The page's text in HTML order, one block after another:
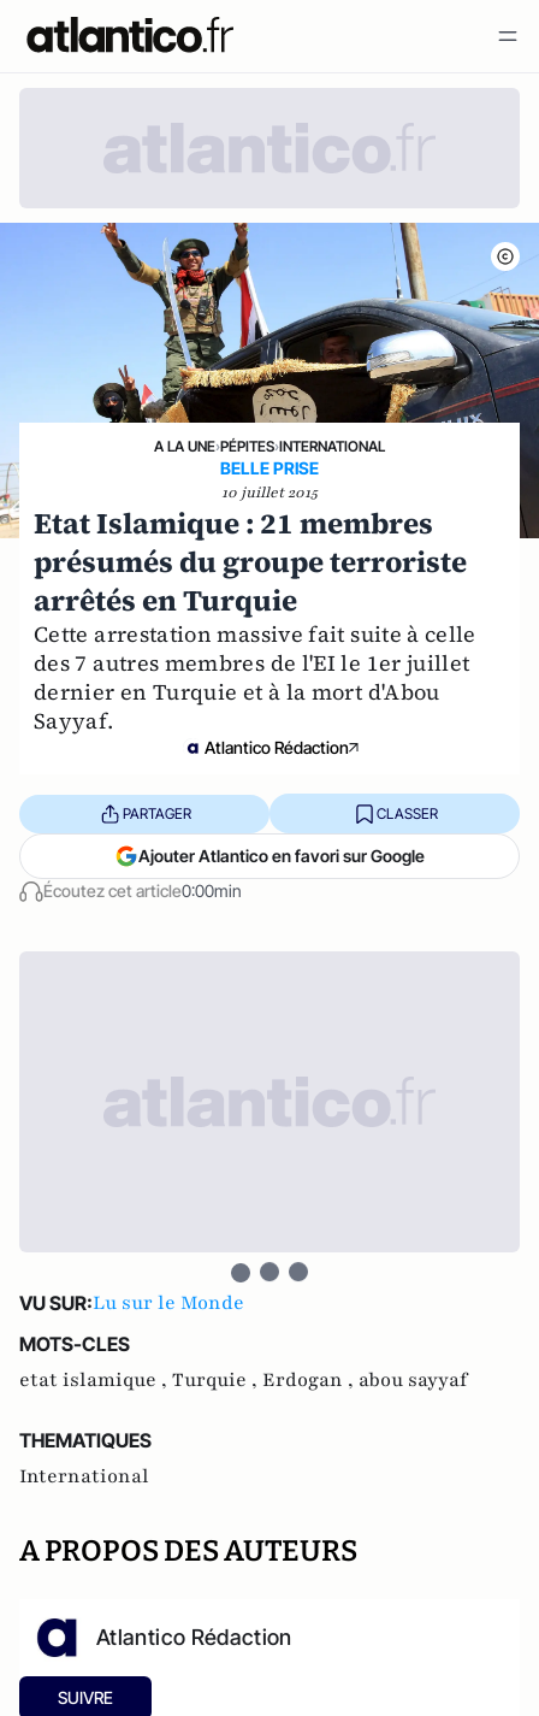
A LA UNE›PÉPITES›INTERNATIONAL
BELLE PRISE
10 juillet 2015
Etat Islamique : 21 membres
présumés du groupe terroriste
arrêtés en Turquie
Cette arrestation massive fait suite à celle
des 7 autres membres de l'EI le 1er juillet
dernier en Turquie et à la mort d'Abou
Sayyaf.
Atlantico Rédaction
Écoutez cet article0:00min
PARTAGER CLASSER
Ajouter Atlantico en favori sur Google
VU SUR:Lu sur le Monde
MOTS-CLES
etat islamique , Turquie , Erdogan , abou sayyaf
THEMATIQUES
International
A PROPOS DES AUTEURS
Atlantico Rédaction
SUIVRE